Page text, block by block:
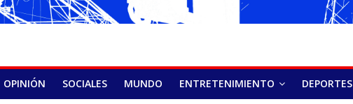
y HOMS firman
hepatitis virales
OPINIÓN SOCIALES MUNDO ENTRETENIMIENTO DEPORTES